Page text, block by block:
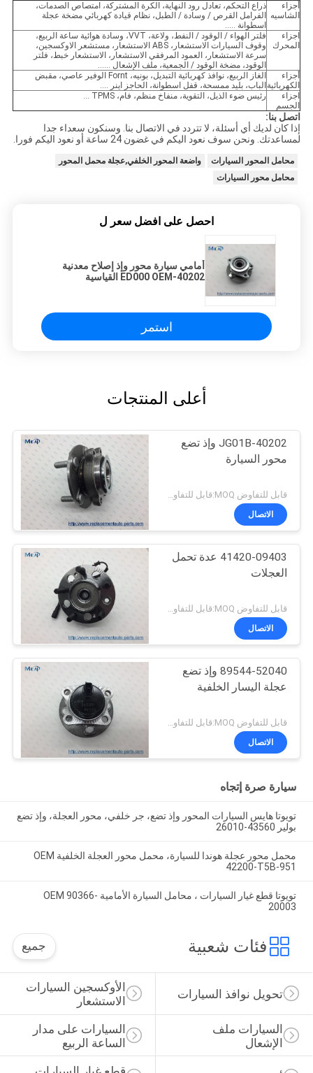
أجزاء
الشاسيه
ذراع التحكم، تعادل رود النهاية، الكرة المشتركة، امتصاص الصدمات،
الفرامل القرص / وسادة / الطبل، نظام قيادة كهربائي مضخة عجلة
اسطوانة .....
اجزاء
المحرك
فلتر الهواء / الوقود / النفط، ولاعة، VVT، وسادة هوائية ساعة الربيع،
وقوف السيارات الاستشعار، ABS الاستشعار، مستشعر الاوكسجين،
سرعة الاستشعار، العمود المرفقي الاستشعار، الاستشعار خبط، فلتر
الوقود، مضخة الوقود / الجمعية، ملف الإشعال ......
أجزاء
الكهربائية
الغاز الربيع، نوافذ كهربائية التبديل، بونيه، Fornt الوفير عاصي، مقبض
الباب، بليد ممسحة، قفل اسطوانة، الحاجز اينر ....
اجزاء
الجسم
رئيس ضوء الذيل، التقوية، منفاخ منظم، فام، TPMS ...
اتصل بنا:
إذا كان لديك أي أسئلة، لا تتردد في الاتصال بنا. وسنكون سعداء جدا
لمساعدتك. ونحن سوف نعود اليكم في غضون 24 ساعة أو نعود اليكم فورا.
محامل المحور السيارات
واضعة المحور الخلفي,عجلة محمل المحور
محامل محور السيارات
احصل على افضل سعر ل
أمامي سيارة محور وإذ إصلاح معدنية
40202-ED000 OEM القياسية
استمر
أعلى المنتجات
40202-JG01B وإذ تضع
محور السيارة
قابل للتفاوض MOQ:قابل للتفاوض
الاتصال
41420-09403 عدة تحمل
العجلات
الاتصال
89544-52040 وإذ تضع
عجلة اليسار الخلفية
الاتصال
سيارة صرة إتجاه
تويوتا هايس السيارات المحور وإذ تضع، ​​جر خلفي، محور العجلة، وإذ تضع
بولير 43560-26010
محمل محور عجلة هوندا للسيارة، محمل محور العجلة الخلفية OEM
42200-T5B-951
تويوتا قطع غيار السيارات ، محامل السيارة الأمامية OEM 90366-
20003
فئات شعبية جميع
الأوكسجين السيارات
الاستشعار
تحويل نوافذ السيارات
السيارات على مدار
الساعة الربيع
السيارات ملف
الإشعال